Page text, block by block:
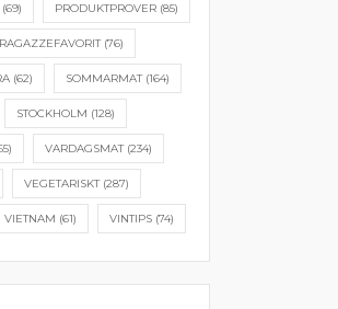
(69) PRODUKTPROVER (85)
RAGAZZEFAVORIT(76)
(62) SOMMARMAT(164)
STOCKHOLM (128)
VARDAGSMAT(234)
VEGETARISKT(287)
VIETNAM (61) VINTIPS (74)